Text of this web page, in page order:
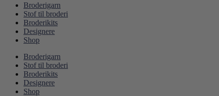
Broderigarn
Stof til broderi
Broderikits
Designere
Shop
Broderigarn
Stof til broderi
Broderikits
Designere
Shop